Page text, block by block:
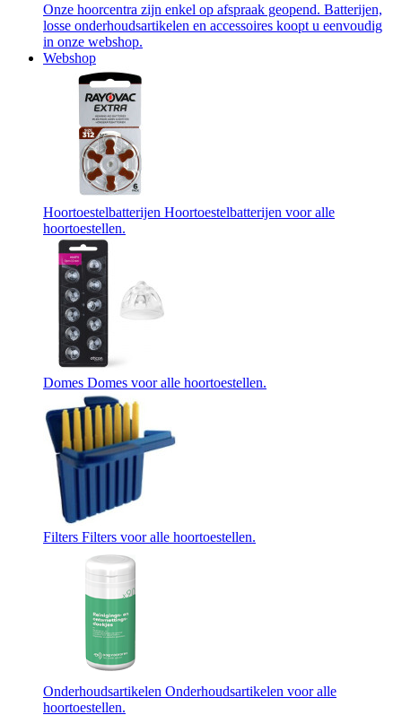
Onze hoorcentra zijn enkel op afspraak geopend. Batterijen,
losse onderhoudsartikelen en accessoires koopt u eenvoudig
in onze webshop.
Webshop
Hoortoestelbatterijen Hoortoestelbatterijen voor alle
hoortoestellen.
Domes Domes voor alle hoortoestellen.
Filters Filters voor alle hoortoestellen.
Onderhoudsartikelen Onderhoudsartikelen voor alle
hoortoestellen.